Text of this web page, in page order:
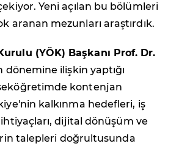
Yeni açılan bu bölümleri
aranan mezunları araştırdık.
(YÖK) Başkanı Prof. Dr.
ilişkin yaptığı
kontenjan
kalkınma hedefleri, iş
ihtiyaçları, dijital dönüşüm ve
talepleri doğrultusunda